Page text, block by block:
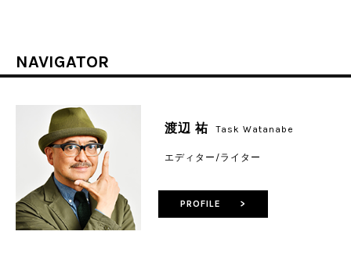
NAVIGATOR
渡辺 祐 Task Watanabe
エディター/ライター
PROFILE >